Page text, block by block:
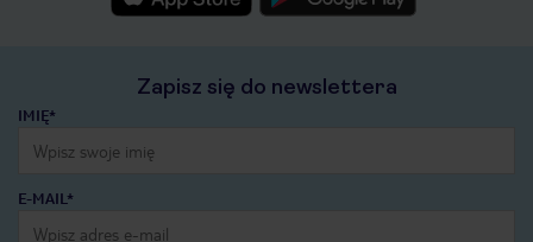
Zapisz się do newslettera
IMIĘ*
E-MAIL*